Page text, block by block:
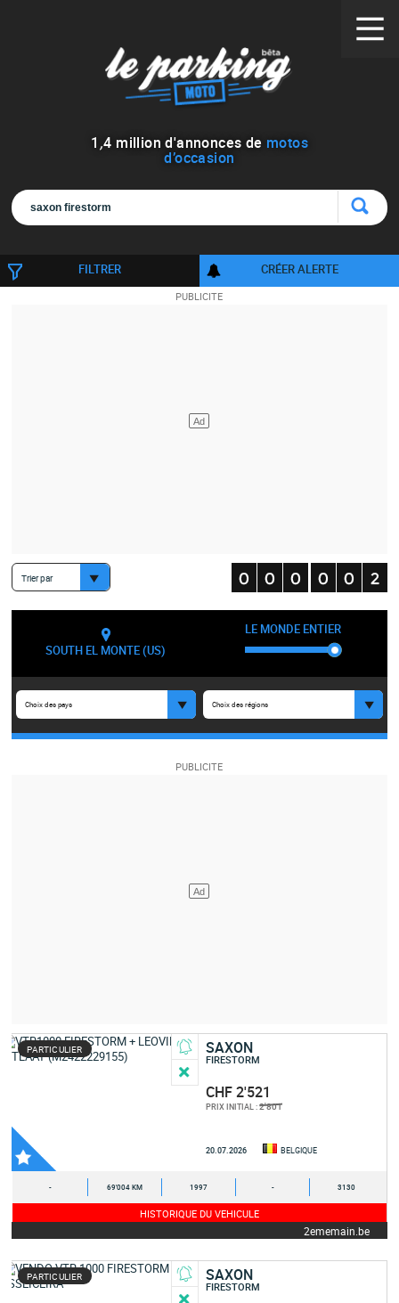
1 ,4 million d'annonces de motos
d’occasion
FILTRER CRÉER ALERTE
Trier par
SOUTH EL MONTE (US)
LE MONDE ENTIER
Choix des pays Choix des régions
PARTICULIER SAXON
FIRESTORM
CHF 2'521
PRIX INITIAL :2'801
20.07.2026 BELGIQUE
- 69'004 KM 1997 - 3130
HISTORIQUE DU VEHICULE
2ememain.be
PARTICULIER SAXON
FIRESTORM